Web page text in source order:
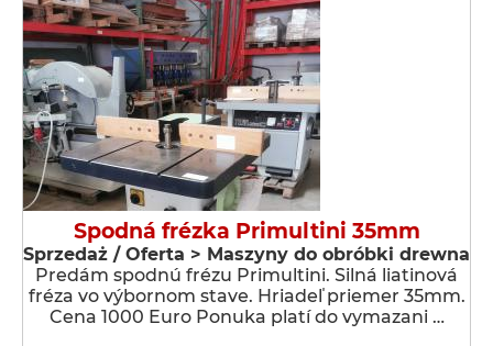
Spodná frézka Primultini 35mm
Sprzedaż / Oferta > Maszyny do obróbki drewna
Predám spodnú frézu Primultini. Silná liatinová
fréza vo výbornom stave. Hriadeľ priemer 35mm.
Cena 1000 Euro Ponuka platí do vymazani …